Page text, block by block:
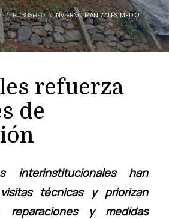
/ PUBLISHED ININVIERNO,MANIZALES,MEDIO
refuerza
de
interinstitucionales han
técnicas y priorizan
reparaciones y medidas